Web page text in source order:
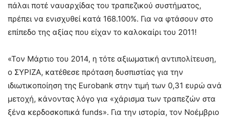
πάλαι ποτέ ναυαρχίδας του τραπεζικού συστήματος,
πρέπει να ενισχυθεί κατά 168.100%. Για να φτάσουν στο
επίπεδο της αξίας που είχαν το καλοκαίρι του 2011!
«Τον Μάρτιο του 2014, η τότε αξιωματική αντιπολίτευση,
ο ΣΥΡΙΖΑ, κατέθεσε πρόταση δυσπιστίας για την
ιδιωτικοποίηση της Eurobank στην τιμή των 0,31 ευρώ ανά
μετοχή, κάνοντας λόγο για «χάρισμα των τραπεζών στα
ξένα κερδοσκοπικά funds». Για την ιστορία, τον Νοέμβριο